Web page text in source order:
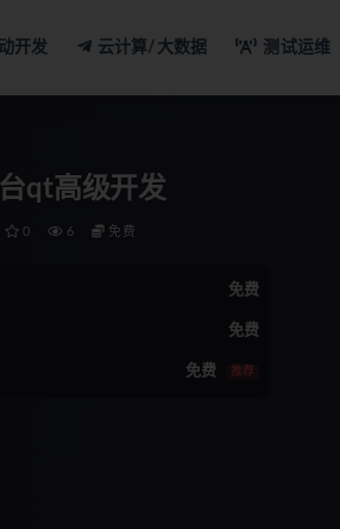
开发 云计算/大数据 测试运维
qt高级开发
0 6 免费
免费
免费
免费 推荐